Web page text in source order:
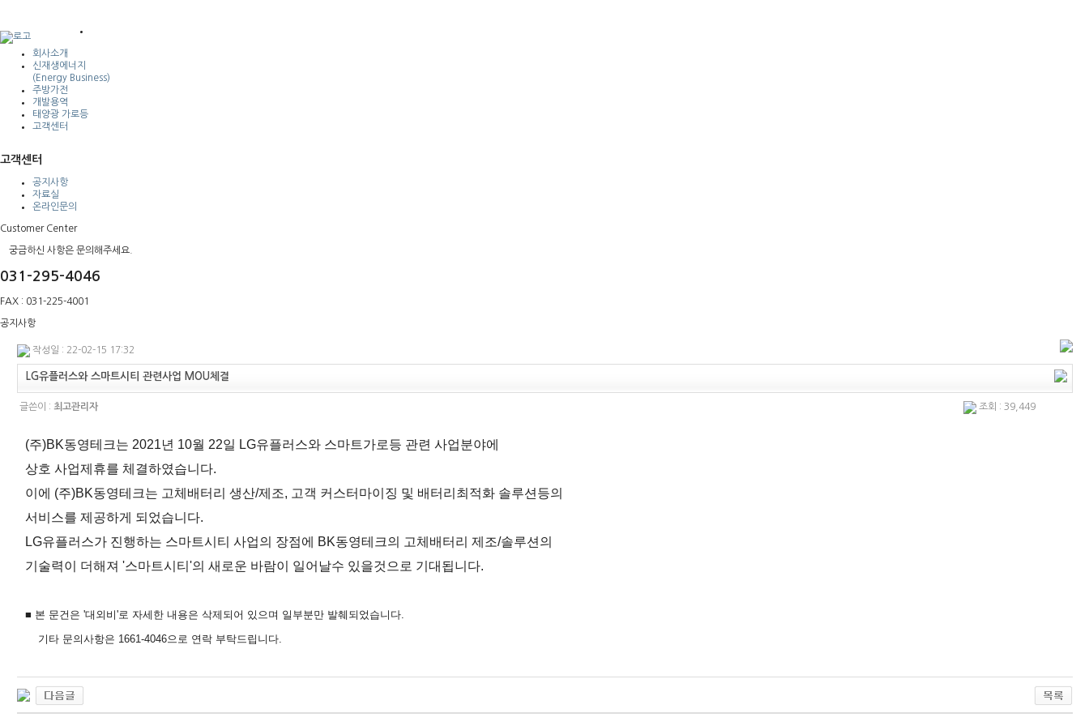
회사소개
신재생에너지
(Energy Business)
주방가전
개발용역
태양광 가로등
고객센터
고객센터
공지사항
자료실
온라인문의
Customer Center
궁금하신 사항은 문의해주세요.
031-295-4046
FAX : 031-225-4001
공지사항
작성일 : 22-02-15 17:32
LG유플러스와 스마트시티 관련사업 MOU체결
글쓴이 : 최고관리자 조회 : 39,449
(주)BK동영테크는 2021년 10월 22일 LG유플러스와 스마트가로등 관련 사업분야에
상호 사업제휴를 체결하였습니다.
이에 (주)BK동영테크는 고체배터리 생산/제조, 고객 커스터마이징 및 배터리최적화 솔루션등의
서비스를 제공하게 되었습니다.
LG유플러스가 진행하는 스마트시티 사업의 장점에 BK동영테크의 고체배터리 제조/솔루션의
기술력이 더해져 '스마트시티'의 새로운 바람이 일어날수 있을것으로 기대됩니다.
■ 본 문건은 '대외비'로 자세한 내용은 삭제되어 있으며 일부분만 발췌되었습니다.
기타 문의사항은 1661-4046으로 연락 부탁드립니다.